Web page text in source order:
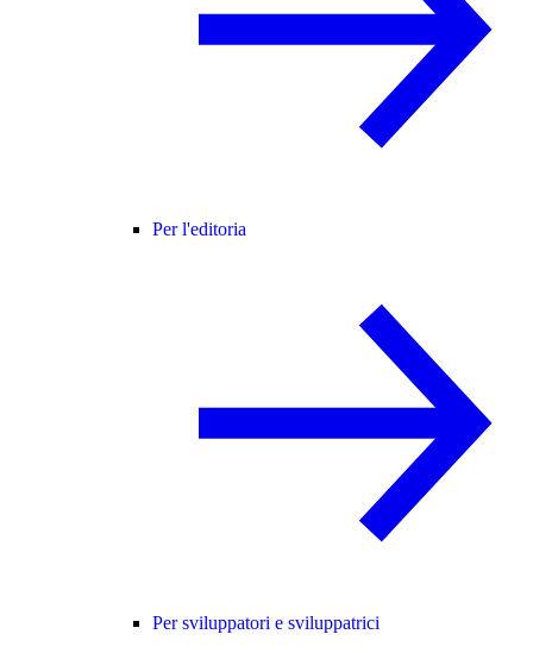
Per l'editoria
Per sviluppatori e sviluppatrici